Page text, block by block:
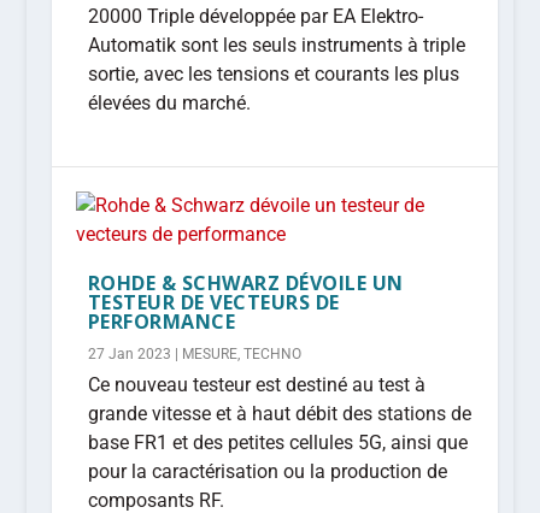
20000 Triple développée par EA Elektro-
Automatik sont les seuls instruments à triple
sortie, avec les tensions et courants les plus
élevées du marché.
ROHDE & SCHWARZ DÉVOILE UN
TESTEUR DE VECTEURS DE
PERFORMANCE
27 Jan 2023 MESURE, TECHNO
Ce nouveau testeur est destiné au test à
grande vitesse et à haut débit des stations de
base FR1 et des petites cellules 5G, ainsi que
pour la caractérisation ou la production de
composants RF.